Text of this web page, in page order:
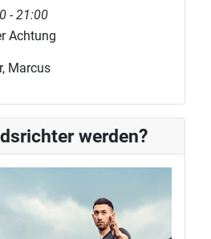
- 21:00
Achtung
Marcus
werden?